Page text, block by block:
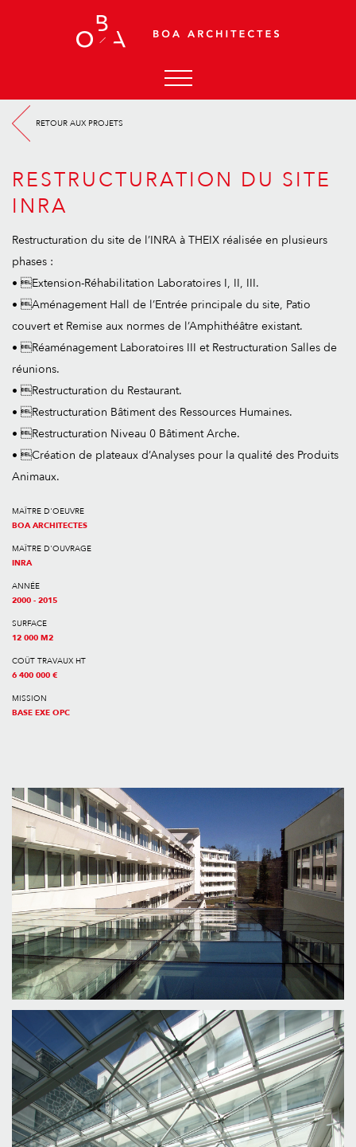
ACCUEIL
AGENCE
ACTUALITÉS
PROJETS
RETOUR AUX PROJETS
RESTRUCTURATION DU SITE
INRA
Restructuration du site de l’INRA à THEIX réalisée en plusieurs
phases :
• Extension-Réhabilitation Laboratoires I, II, III.
• Aménagement Hall de l’Entrée principale du site, Patio
couvert et Remise aux normes de l’Amphithéâtre existant.
• Réaménagement Laboratoires III et Restructuration Salles de
réunions.
• Restructuration du Restaurant.
• Restructuration Bâtiment des Ressources Humaines.
• Restructuration Niveau 0 Bâtiment Arche.
• Création de plateaux d’Analyses pour la qualité des Produits
Animaux.
MAÎTRE D'OEUVRE
BOA ARCHITECTES
MAÎTRE D'OUVRAGE
INRA
ANNÉE
2000 - 2015
SURFACE
12 000 M2
COÛT TRAVAUX HT
6 400 000 €
MISSION
BASE EXE OPC